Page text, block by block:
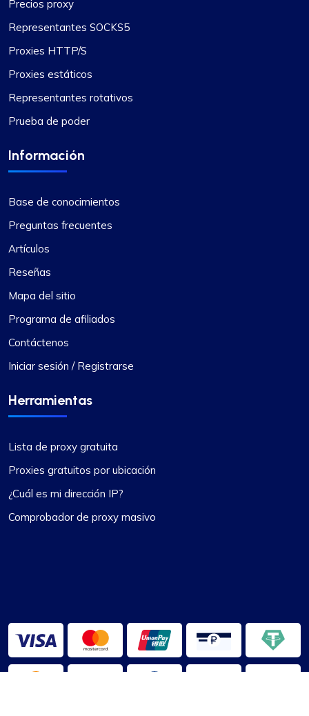
Precios proxy
Representantes SOCKS5
Proxies HTTP/S
Proxies estáticos
Representantes rotativos
Prueba de poder
Información
Base de conocimientos
Preguntas frecuentes
Artículos
Reseñas
Mapa del sitio
Programa de afiliados
Contáctenos
Iniciar sesión / Registrarse
Herramientas
Lista de proxy gratuita
Proxies gratuitos por ubicación
¿Cuál es mi dirección IP?
Comprobador de proxy masivo